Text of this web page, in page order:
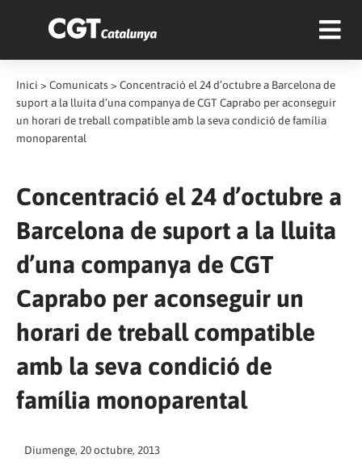
Inici > Comunicats > Concentració el 24 d’octubre a Barcelona de
suport a la lluita d’una companya de CGT Caprabo per aconseguir
un horari de treball compatible amb la seva condició de família
monoparental
Concentració el 24 d’octubre a
Barcelona de suport a la lluita
d’una companya de CGT
Caprabo per aconseguir un
horari de treball compatible
amb la seva condició de
família monoparental
Diumenge, 20 octubre, 2013